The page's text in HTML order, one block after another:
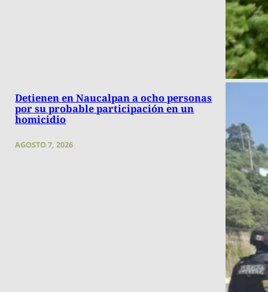
Detienen en Naucalpan a ocho personas
por su probable participación en un
homicidio
AGOSTO 7, 2026